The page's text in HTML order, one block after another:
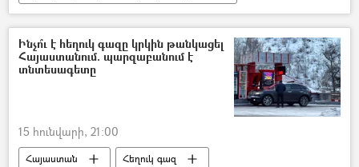
Բողոքի ակցիա
ԱՄՆ
խաղադրույք
Ինչո՞ւ է հեղուկ գազը կրկին թանկացել
Հայաստանում. պարզաբանում է
տնտեսագետը
15 հունվարի, 21:00
Հայաստան
Հեղուկ գազ